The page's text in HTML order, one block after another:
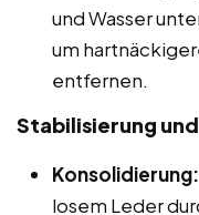
und Wasser
um
entfernen.
Stabilisierung
Konsolidierung:
losem Leder